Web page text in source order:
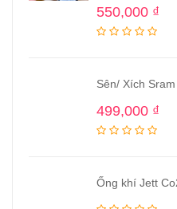
550,000 ₫
Sên/ Xích
499,000 ₫
Ống khí Jett